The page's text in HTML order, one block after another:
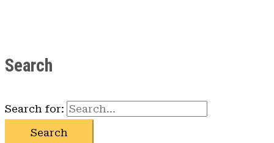
Search
Search for: